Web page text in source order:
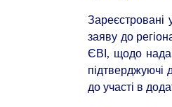
заяву до
ЄВІ, щодо
до участі в